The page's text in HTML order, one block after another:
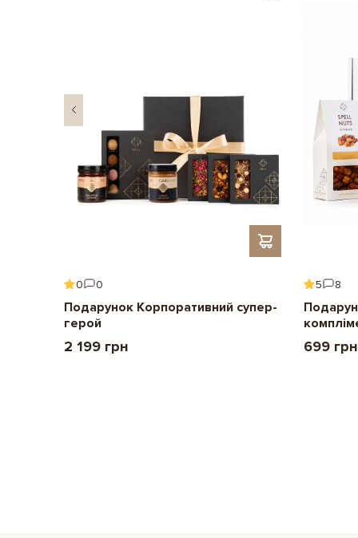
0 0
Подарунок Корпоративний супер-
герой
2 199 грн
5 8
699 грн